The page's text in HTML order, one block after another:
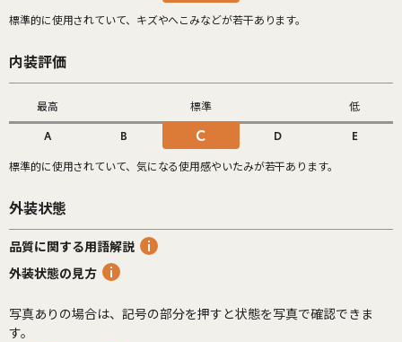
標準的に使用されていて、キズやへこみなどが若干あります。
内装評価
最高 標準 低
A B C D E
標準的に使用されていて、気になる使用感やいたみが若干あります。
外装状態
品質に関する用語解説
外装状態の見方
写真ありの場合は、記号の部分を押すと状態を写真で確認できま
す。